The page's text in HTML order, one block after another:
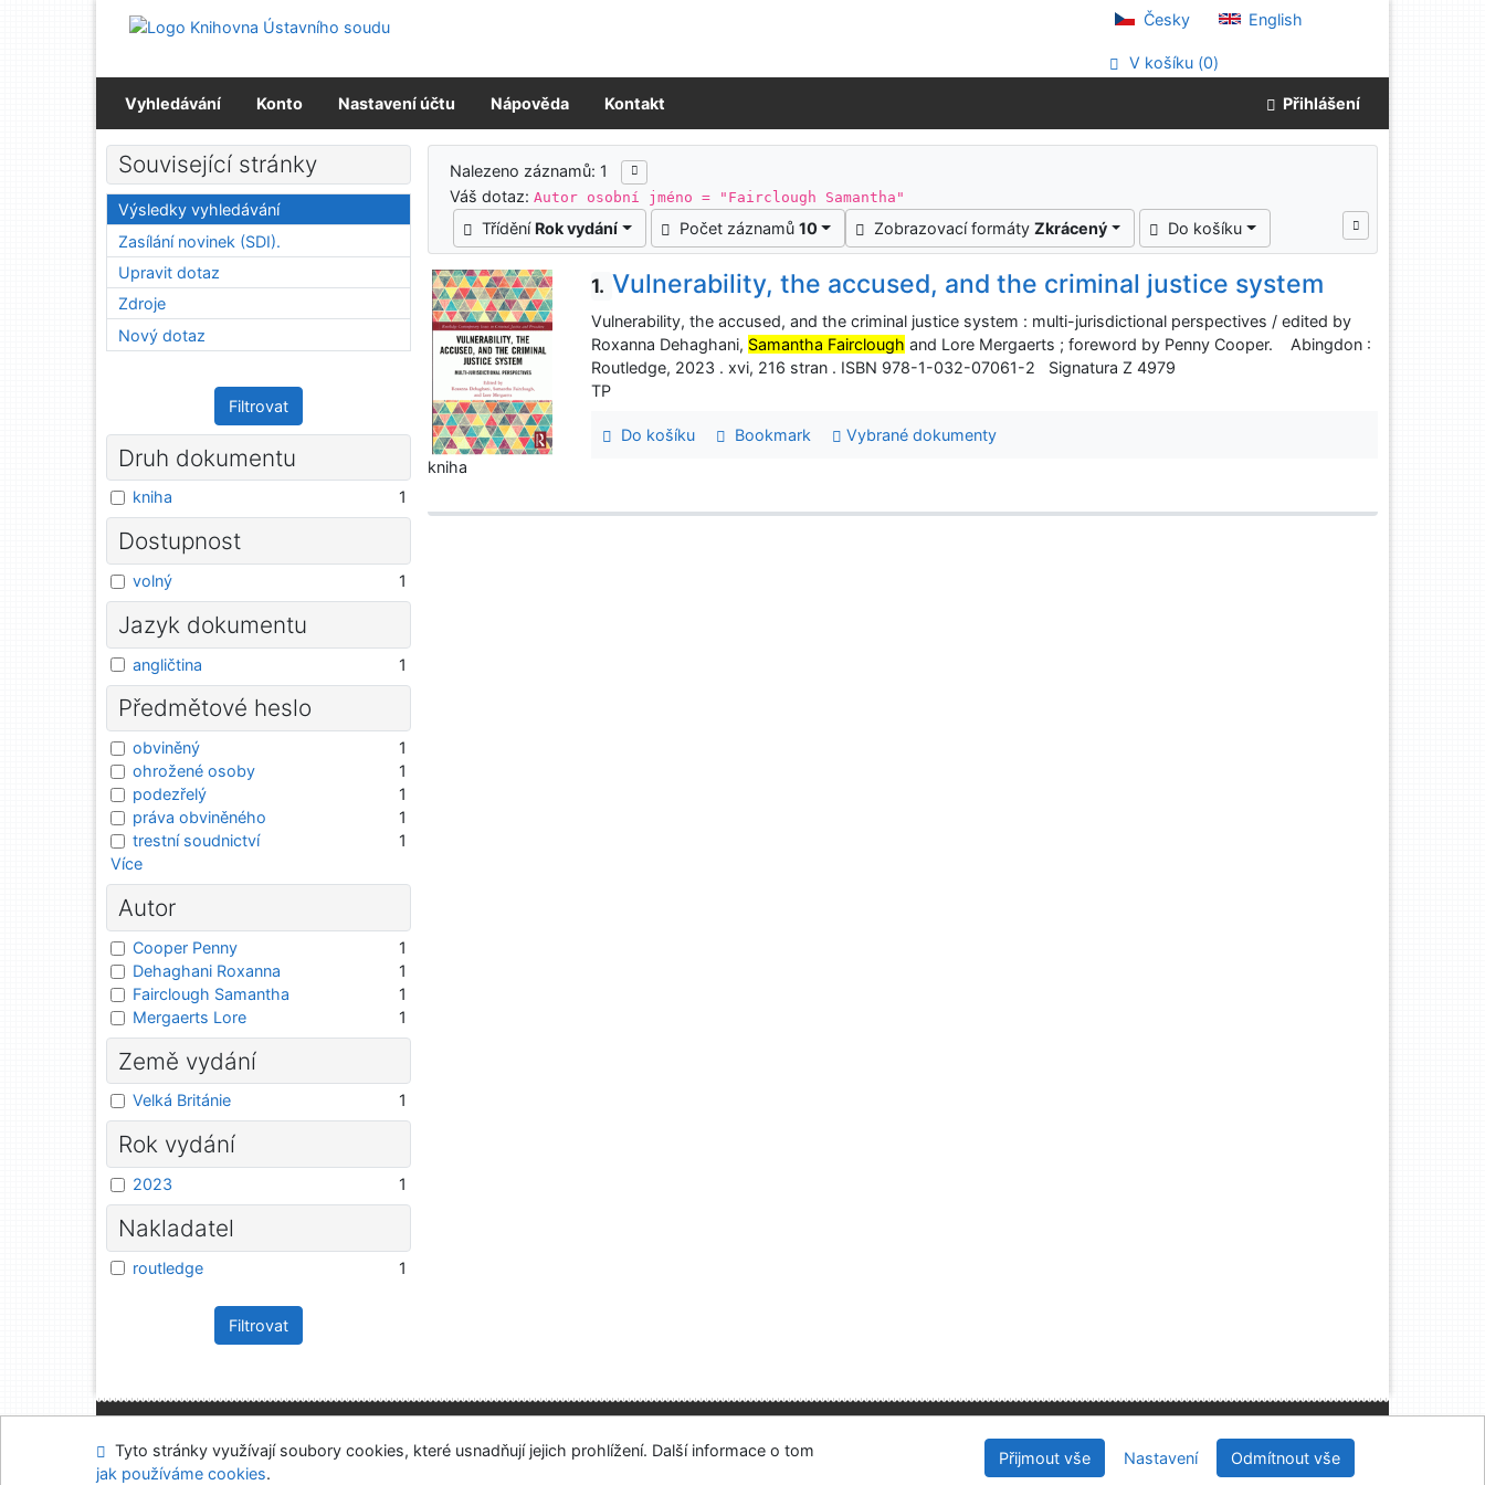
Přejít na menu
Česky English
V košíku (0)
Vyhledávání Konto Nastavení účtu Nápověda Kontakt Přihlášení
Výsledky vyhledávání
Nalezeno záznamů: 1
Váš dotaz:Autor osobní jméno = "Fairclough Samantha"
Třídění Rok vydání Počet záznamů 10 Zobrazovací formáty Zkrácený Do košíku
1. Vulnerability, the accused, and the criminal justice system
Vulnerability, the accused, and the criminal justice system : multi-jurisdictional perspectives / edited by
Roxanna Dehaghani, Samantha Fairclough and Lore Mergaerts ; foreword by Penny Cooper. Abingdon :
Routledge, 2023 . xvi, 216 stran . ISBN 978-1-032-07061-2 Signatura Z 4979
TP
Do košíku Bookmark
Vybrané dokumenty
kniha
Související stránky
Výsledky vyhledávání
Zasílání novinek (SDI).
Upravit dotaz
Zdroje
Nový dotaz
Filtrovat
Druh dokumentu
kniha 1
Dostupnost
volný 1
Jazyk dokumentu
angličtina 1
Předmětové heslo
obviněný
1
ohrožené osoby
1
podezřelý
1
práva obviněného
1
trestní soudnictví
1
Více
Autor
Cooper Penny
1
Dehaghani Roxanna
1
Fairclough Samantha
1
Mergaerts Lore
1
Země vydání
Velká Británie 1
Rok vydání
2023 1
Nakladatel
routledge 1
Filtrovat
Brno
Tyto stránky využívají soubory cookies, které usnadňují jejich prohlížení. Další informace o tom
jak používáme cookies.
Přijmout vše Nastavení Odmítnout vše